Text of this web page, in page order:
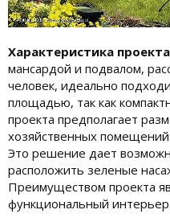
Характеристика
мансардой и подвалом,
человек, идеально
площадью, так как
проекта предполагает
хозяйственных помещений
Это решение дает
расположить зеленые
Преимуществом проекта
функциональный интерьер.